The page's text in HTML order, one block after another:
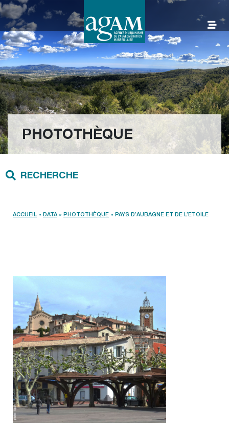
Aller
au
contenu
AGAM
PHOTOTHÈQUE
RECHERCHE
ACCUEIL » DATA» PHOTOTHÈQUE » PAYS D’AUBAGNE ET DE L’ETOILE